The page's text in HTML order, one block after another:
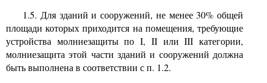
1.5. Для зданий и сооружений, не менее 30% общей
площади которых приходится на помещения, требующие
устройства молниезащиты по I, II или III категории,
молниезащита этой части зданий и сооружений должна
быть выполнена в соответствии с п. 1.2.